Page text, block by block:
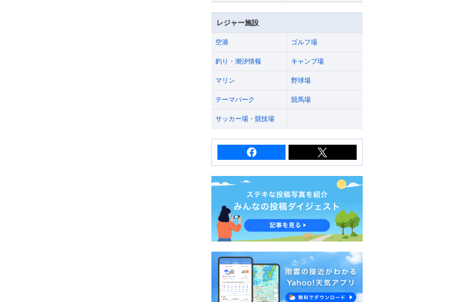
レジャー施設
空港 ゴルフ場
釣り・潮汐情報 キャンプ場
マリン 野球場
テーマパーク 競馬場
サッカー場・競技場